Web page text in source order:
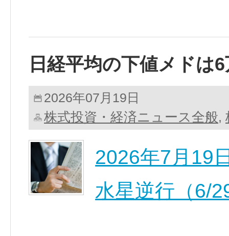
日経平均の下値メドは
2026年07月19日
株式投資・経済ニュース全般,
2026年7月
水星逆行（6/